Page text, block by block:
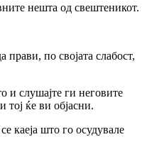
нешта од свештеникот.
прави, по својата слабост,
и слушајте ги неговите
тој ќе ви објасни.
каеја што го осудувале